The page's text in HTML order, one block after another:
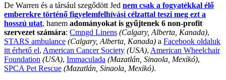
De Warren és a társául szegődött Jed nem csak a fogyatékkal élő
emberekre történő figyelemfelhívási célzattal teszi meg ezt a
hosszú utat, hanem adományokat is gyűjtenek 6 non-profit
szervezet számára: Cmngd Linens (Calgary, Alberta, Kanada),
STARS ambulance (Calgary, Alberta, Kanada) a Facebook oldaluk
itt érhető el, American Cancer Society (USA), American Wheelchair
Foundation (USA), Immaculada (Mazatlán, Sinaola, Mexikó),
SPCA Pet Rescue (Mazatlán, Sinaola, Mexikó).